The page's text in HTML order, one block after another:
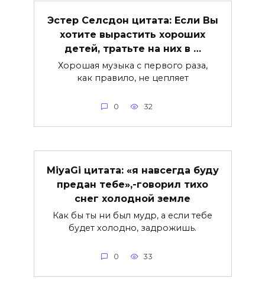
Эстер Селсдон цитата: Если Вы
хотите вырастить хороших
детей, тратьте на них в …
Хорошая музыка с первого раза,
как правило, не цепляет
0 32
MiyaGi цитата: «я навсегда буду
предан тебе»,-говорил тихо
снег холодной земле
Как бы ты ни был мудр, а если тебе
будет холодно, задрожишь.
0 33